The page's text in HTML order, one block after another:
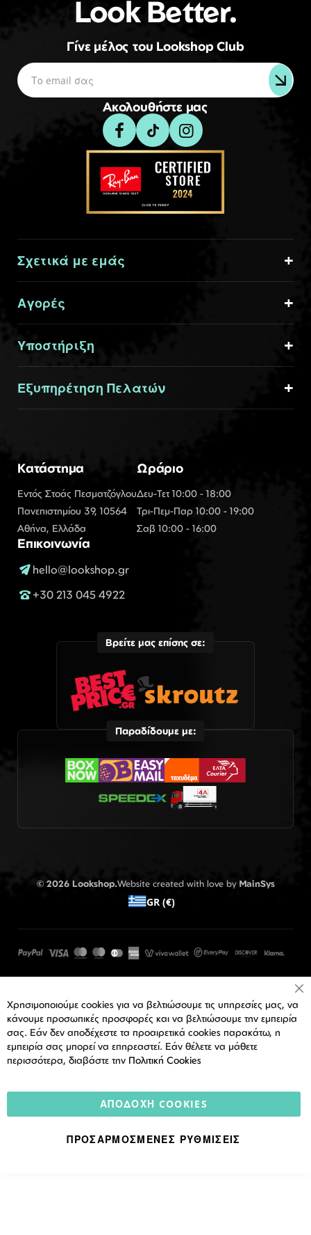
Look Better.
Γίνε μέλος του Lookshop Club
Ακολουθήστε μας
Σχετικά με εμάς
Αγορές
Υποστήριξη
Εξυπηρέτηση Πελατών
Κατάστημα
Εντός Στοάς Πεσματζόγλου
Πανεπιστημίου 39, 10564
Αθήνα, Ελλάδα
Ωράριο
Δευ-Τετ 10:00 - 18:00
Τρι-Πεμ-Παρ 10:00 - 19:00
Σαβ 10:00 - 16:00
Επικοινωνία
hello@lookshop.gr
+30 213 045 4922
Βρείτε μας επίσης σε:
Παραδίδουμε με:
© 2026 Lookshop.Website created with love by MainSys
GR (€)
Χρησιμοποιούμε cookies για να βελτιώσουμε τις υπηρεσίες μας, να
κάνουμε προσωπικές προσφορές και να βελτιώσουμε την εμπειρία
σας. Εάν δεν αποδέχεστε τα προαιρετικά cookies παρακάτω, η
εμπειρία σας μπορεί να επηρεαστεί. Εάν θέλετε να μάθετε
περισσότερα, διαβάστε την Πολιτική Cookies
ΑΠΟΔΟΧΉ COOKIES
ΠΡΟΣΑΡΜΟΣΜΈΝΕΣ ΡΥΘΜΊΣΕΙΣ